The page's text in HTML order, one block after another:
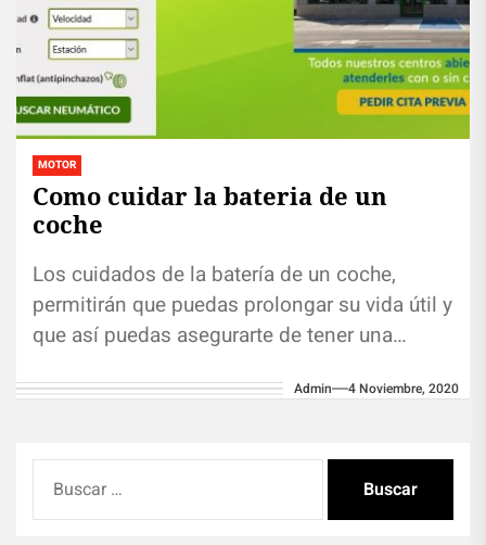
MOTOR
Como cuidar la bateria de un
coche
Los cuidados de la batería de un coche,
permitirán que puedas prolongar su vida útil y
que así puedas asegurarte de tener una
Admin 4 Noviembre, 2020